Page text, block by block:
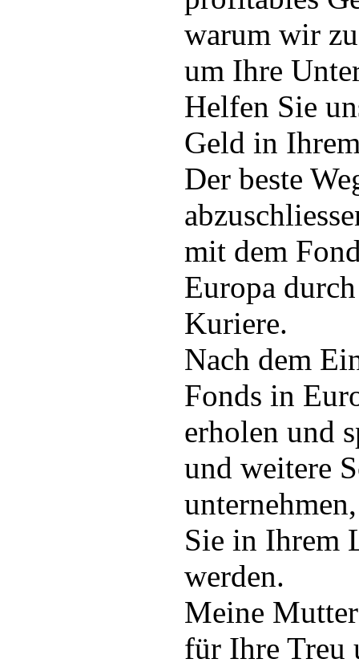
warum wir
um Ihre
Helfen Sie
Geld in
Der beste
mit dem
Europa
Kuriere.
Nach dem
Fonds in
erholen und
und weitere
Sie in Ihrem
werden.
Meine
für Ihre Treu